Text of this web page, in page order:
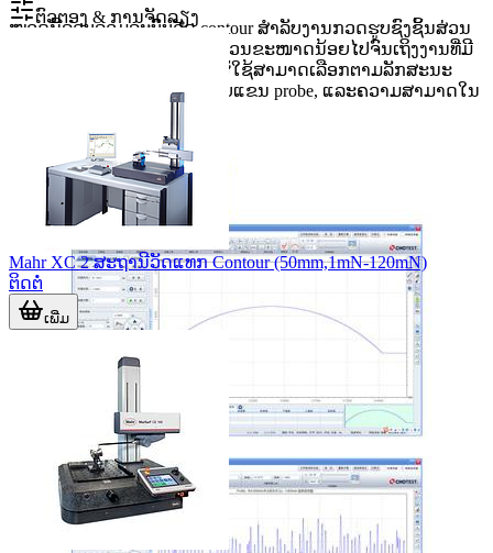
ໝວດນີ້ລວບລວມລະບົບວັດ contour ສຳລັບງານກວດຮູບຊົງຊິ້ນສ່ວນ
ກົນຈັກຫຼາຍປະເພດ ຕັ້ງແຕ່ຊິ້ນສ່ວນຂະໜາດນ້ອຍໄປຈົນເຖິງງານທີ່ມີ
ແນວວັດ X ແລະ Z ກວ້າງຂຶ້ນ. ຜູ້ໃຊ້ສາມາດເລືອກຕາມລັກສະນະ
ງານ, ຊ່ວງການເຄື່ອນທີ່, ຮູບແບບແຂນ probe, ແລະຄວາມສາມາດໃນ
ຕົວຕອງ & ການຈັດລຽງ
Mahr XC 2 ສະຖານີວັດແທກ Contour (50mm,1mN-120mN)
ຕິດຕໍ່
ເພີ່ມ